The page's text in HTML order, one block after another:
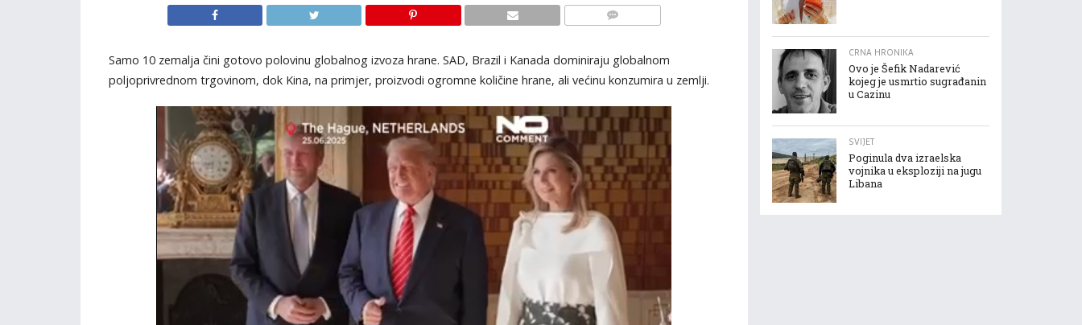
Samo 10 zemalja čini gotovo polovinu globalnog izvoza hrane. SAD, Brazil i Kanada dominiraju globalnom
poljoprivrednom trgovinom, dok Kina, na primjer, proizvodi ogromne količine hrane, ali većinu konzumira u zemlji.
CRNA HRONIKA
Ovo je Šefik Nadarević
kojeg je usmrtio sugrađanin
u Cazinu
SVIJET
Poginula dva izraelska
vojnika u eksploziji na jugu
Libana